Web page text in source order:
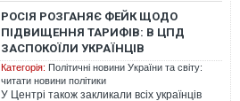
РОСІЯ РОЗГАНЯЄ ФЕЙК ЩОДО
ПІДВИЩЕННЯ ТАРИФІВ: В ЦПД
ЗАСПОКОЇЛИ УКРАЇНЦІВ
Категорія: Політичні новини України та світу:
читати новини політики
У Центрі також закликали всіх українців